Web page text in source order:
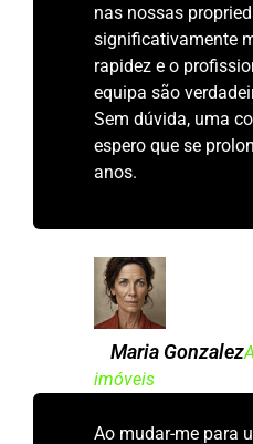
nas nossas
significativamente
rapidez e o
equipa são
Sem dúvida, uma
espero que se
anos.
Maria Gonzalez
imóveis
Ao mudar-me para